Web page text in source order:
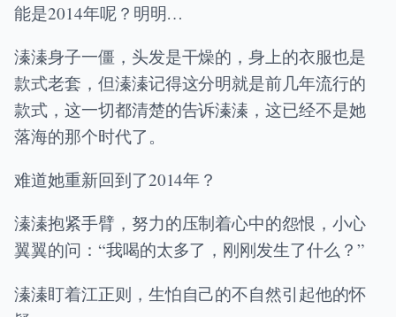
能是2014年呢？明明…
溱溱身子一僵，头发是干燥的，身上的衣服也是
款式老套，但溱溱记得这分明就是前几年流行的
款式，这一切都清楚的告诉溱溱，这已经不是她
落海的那个时代了。
难道她重新回到了2014年？
溱溱抱紧手臂，努力的压制着心中的怨恨，小心
翼翼的问：“我喝的太多了，刚刚发生了什么？”
溱溱盯着江正则，生怕自己的不自然引起他的怀